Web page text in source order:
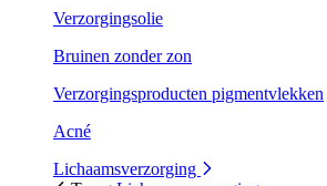
Verzorgingsolie
Bruinen zonder zon
Verzorgingsproducten pigmentvlekken
Acné
Lichaamsverzorging